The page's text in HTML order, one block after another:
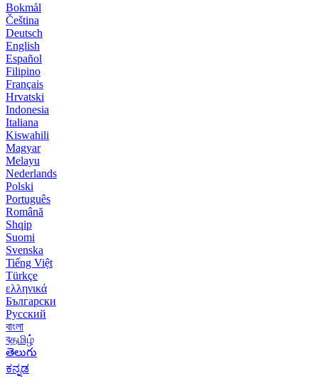
Bokmål
Čeština
Deutsch
English
Español
Filipino
Français
Hrvatski
Indonesia
Italiana
Kiswahili
Magyar
Melayu
Nederlands
Polski
Português
Română
Shqip
Suomi
Svenska
Tiếng Việt
Türkçe
ελληνικά
Български
Русский
বাংলা
বதமிழ்
తెలుగు
ಕನ್ನಡ